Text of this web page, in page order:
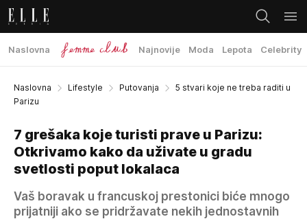
Naslovna Najnovije Moda Lepota Celebrity
Naslovna Lifestyle Putovanja
5 stvari koje ne treba raditi u
Parizu
7 grešaka koje turisti prave u Parizu:
Otkrivamo kako da uživate u gradu
svetlosti poput lokalaca
Vaš boravak u francuskoj prestonici biće mnogo
prijatniji ako se pridržavate nekih jednostavnih